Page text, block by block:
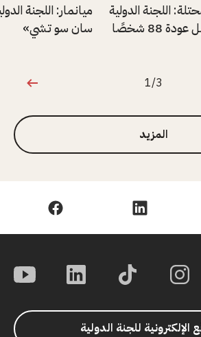
اللجنة الدولية
للصليب الأحمر تسهل عودة 88 شخصًا
ميانمار: اللجنة
سان سو تشي»
1 من 3
1/3
المزيد
الإلكترونية للجنة الدولية